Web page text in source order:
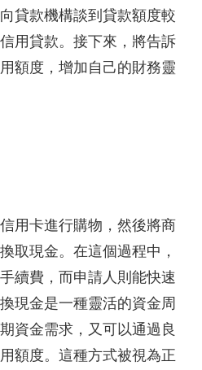
貸款機構談到貸款額度較
用貸款。接下來，將告訴
額度，增加自己的財務靈
用卡進行購物，然後將商
取現金。在這個過程中，
續費，而申請人則能快速
現金是一種靈活的資金周
資金需求，又可以通過良
額度。這種方式被視為正